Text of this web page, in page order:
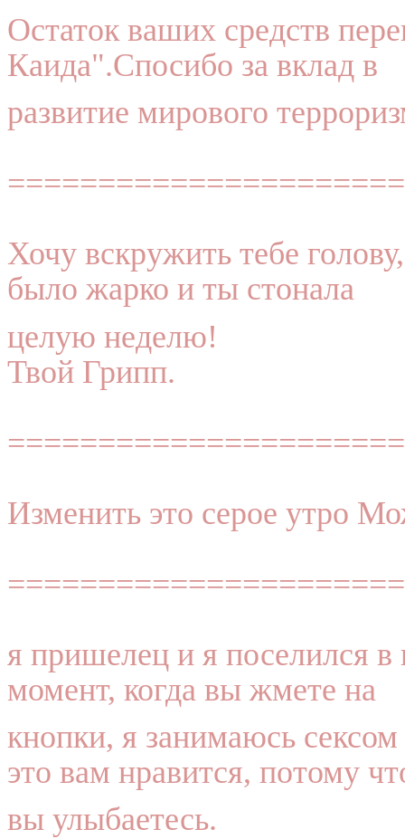
Остаток ваших средств
Каида".Спосибо за вклад в
развитие мирового
Хочу вскружить тебе
было жарко и ты стонала
целую неделю!
Твой Грипп.
Изменить это серое утро
я пришелец и я поселился
момент, когда вы жмете на
кнопки, я занимаюсь
это вам нравится, потому
вы улыбаетесь.